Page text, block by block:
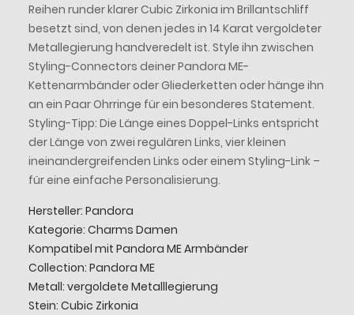
Reihen runder klarer Cubic Zirkonia im Brillantschliff
besetzt sind, von denen jedes in 14 Karat vergoldeter
Metallegierung handveredelt ist. Style ihn zwischen
Styling-Connectors deiner Pandora ME-
Kettenarmbänder oder Gliederketten oder hänge ihn
an ein Paar Ohrringe für ein besonderes Statement.
Styling-Tipp: Die Länge eines Doppel-Links entspricht
der Länge von zwei regulären Links, vier kleinen
ineinandergreifenden Links oder einem Styling-Link –
für eine einfache Personalisierung.
Hersteller: Pandora
Kategorie: Charms Damen
Kompatibel mit Pandora ME Armbänder
Collection: Pandora ME
Metall: vergoldete Metalllegierung
Stein: Cubic Zirkonia